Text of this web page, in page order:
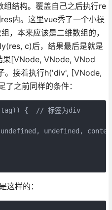
结构。覆盖自己之后执行re
内。这里vue秀了一个小操
，本来应该是二维数组的，
c)后，结果最后是就是
果[VNode, VNode, VNod
。接着执行h('div', [VNode,
之前同样的条件：
{  // 标签为div
undefined,
这样的：